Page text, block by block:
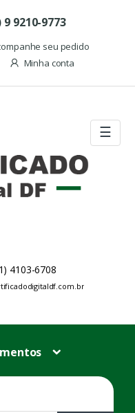
9210-9773
seu pedido
Minha conta
☰
4103-6708